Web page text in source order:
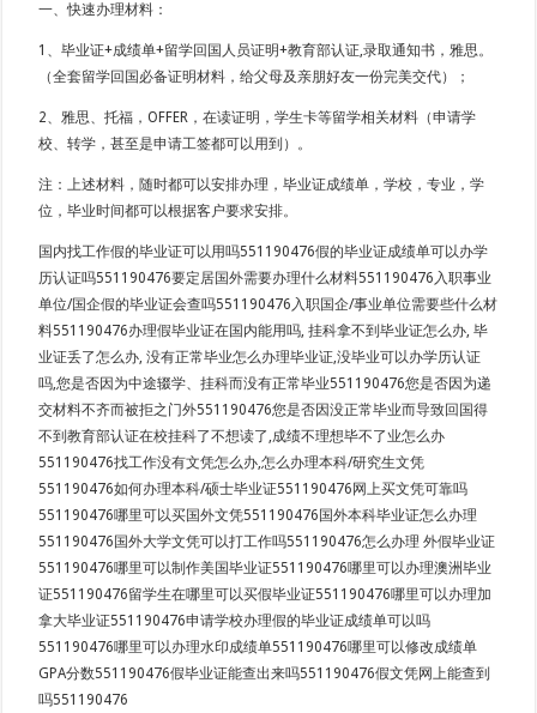
一、快速办理材料：
1、毕业证+成绩单+留学回国人员证明+教育部认证,录取通知书，雅思。
（全套留学回国必备证明材料，给父母及亲朋好友一份完美交代）；
2、雅思、托福，OFFER，在读证明，学生卡等留学相关材料（申请学
校、转学，甚至是申请工签都可以用到）。
注：上述材料，随时都可以安排办理，毕业证成绩单，学校，专业，学
位，毕业时间都可以根据客户要求安排。
国内找工作假的毕业证可以用吗551190476假的毕业证成绩单可以办学
历认证吗551190476要定居国外需要办理什么材料551190476入职事业
单位/国企假的毕业证会查吗551190476入职国企/事业单位需要些什么材
料551190476办理假毕业证在国内能用吗, 挂科拿不到毕业证怎么办, 毕
业证丢了怎么办, 没有正常毕业怎么办理毕业证,没毕业可以办学历认证
吗,您是否因为中途辍学、挂科而没有正常毕业551190476您是否因为递
交材料不齐而被拒之门外551190476您是否因没正常毕业而导致回国得
不到教育部认证在校挂科了不想读了,成绩不理想毕不了业怎么办
551190476找工作没有文凭怎么办,怎么办理本科/研究生文凭
551190476如何办理本科/硕士毕业证551190476网上买文凭可靠吗
551190476哪里可以买国外文凭551190476国外本科毕业证怎么办理
551190476国外大学文凭可以打工作吗551190476怎么办理 外假毕业证
551190476哪里可以制作美国毕业证551190476哪里可以办理澳洲毕业
证551190476留学生在哪里可以买假毕业证551190476哪里可以办理加
拿大毕业证551190476申请学校办理假的毕业证成绩单可以吗
551190476哪里可以办理水印成绩单551190476哪里可以修改成绩单
GPA分数551190476假毕业证能查出来吗551190476假文凭网上能查到
吗551190476